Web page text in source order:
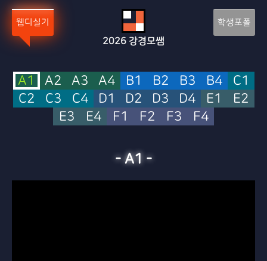
웹디실기 학생포폴
2026 강경모쌤
A1 A2 A3 A4 B1 B2 B3 B4
C1
C2
C3 C4 D1 D2 D3 D4 E1
E2
E3
E4 F1 F2 F3 F4
-A1 -